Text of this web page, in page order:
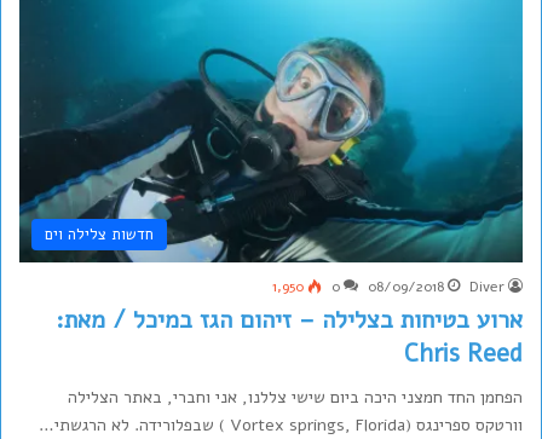
חדשות צלילה וים
Diver
08/09/2018
0
1,950
ארוע בטיחות בצלילה – זיהום הגז במיכל / מאת:
Chris Reed
הפחמן החד חמצני היכה ביום שישי צללנו, אני וחברי, באתר הצלילה
וורטקס ספרינגס (Vortex springs, Florida ) שבפלורידה. לא הרגשתי…